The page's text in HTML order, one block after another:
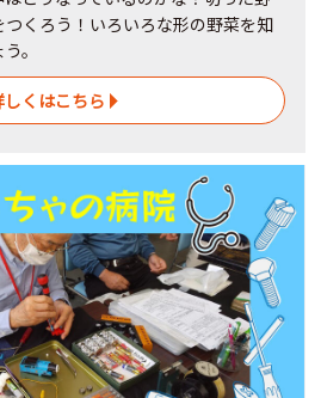
くろう！いろいろな形の野菜を知
。
しくはこちら